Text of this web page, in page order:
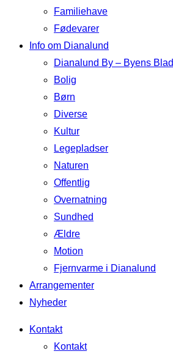
Familiehave
Fødevarer
Info om Dianalund
Dianalund By – Byens Blad
Bolig
Børn
Diverse
Kultur
Legepladser
Naturen
Offentlig
Overnatning
Sundhed
Ældre
Motion
Fjernvarme i Dianalund
Arrangementer
Nyheder
Kontakt
Kontakt